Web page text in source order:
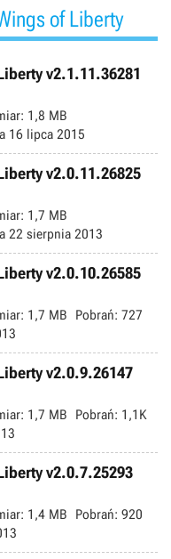
of Liberty
v2.1.11.36281
1,8 MB
16 lipca 2015
v2.0.11.26825
1,7 MB
22 sierpnia 2013
v2.0.10.26585
1,7 MB Pobrań: 727
v2.0.9.26147
1,7 MB Pobrań: 1,1K
v2.0.7.25293
1,4 MB Pobrań: 920